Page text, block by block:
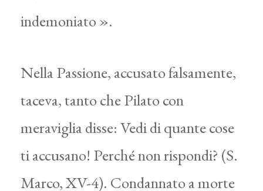
indemoniato ».
Nella Passione, accusato falsamente,
taceva, tanto che Pilato con
meraviglia disse: Vedi di quante cose
ti accusano! Perché non rispondi? (S.
Marco, XV-4). Condannato a morte